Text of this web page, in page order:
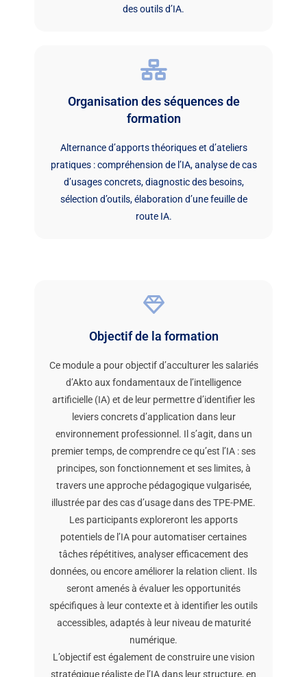
des outils d’IA.
Organisation des séquences de
formation
Alternance d’apports théoriques et d’ateliers
pratiques : compréhension de l’IA, analyse de cas
d’usages concrets, diagnostic des besoins,
sélection d’outils, élaboration d’une feuille de
route IA.
Objectif de la formation
Ce module a pour objectif d’acculturer les salariés
d’Akto aux fondamentaux de l’intelligence
artificielle (IA) et de leur permettre d’identifier les
leviers concrets d’application dans leur
environnement professionnel. Il s’agit, dans un
premier temps, de comprendre ce qu’est l’IA : ses
principes, son fonctionnement et ses limites, à
travers une approche pédagogique vulgarisée,
illustrée par des cas d’usage dans des TPE-PME.
Les participants exploreront les apports
potentiels de l’IA pour automatiser certaines
tâches répétitives, analyser efficacement des
données, ou encore améliorer la relation client. Ils
seront amenés à évaluer les opportunités
spécifiques à leur contexte et à identifier les outils
accessibles, adaptés à leur niveau de maturité
numérique.
L’objectif est également de construire une vision
stratégique réaliste de l’IA dans leur structure, en